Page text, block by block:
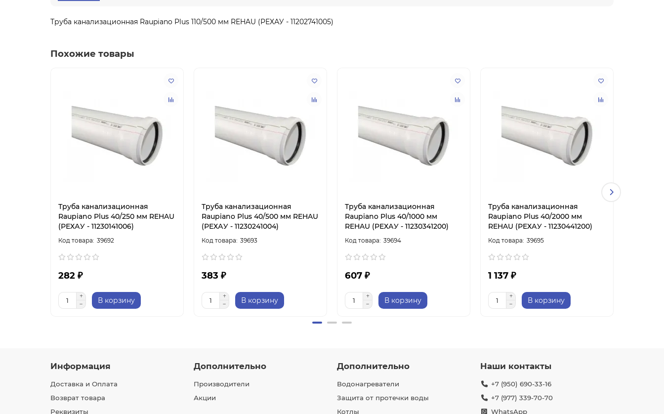
Труба канализационная Raupiano Plus 110/500 мм REHAU (РЕХАУ - 11202741005)
Похожие товары
Труба канализационная
Raupiano Plus 40/250 мм REHAU
(РЕХАУ - 11230141006)
39692
282 ₽
В корзину
Труба канализационная
Raupiano Plus 40/500 мм REHAU
(РЕХАУ - 11230241004)
39693
383 ₽
В корзину
Труба канализационная
Raupiano Plus 40/1000 мм
REHAU (РЕХАУ - 11230341200)
39694
607 ₽
В корзину
Труба канализационная
Raupiano Plus 40/2000 мм
REHAU (РЕХАУ - 11230441200)
39695
1 137 ₽
В корзину
Информация
Доставка и Оплата
Возврат товара
Реквизиты
Дополнительно
Производители
Акции
Дополнительно
Водонагреватели
Защита от протечки воды
Котлы
Наши контакты
+7 (950) 690-33-16
+7 (977) 339-70-70
WhatsApp